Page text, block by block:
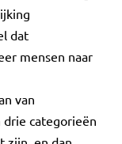
dat
mensen naar
van
categorieën